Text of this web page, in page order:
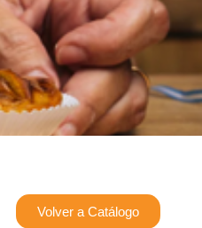
Volver a Catálogo